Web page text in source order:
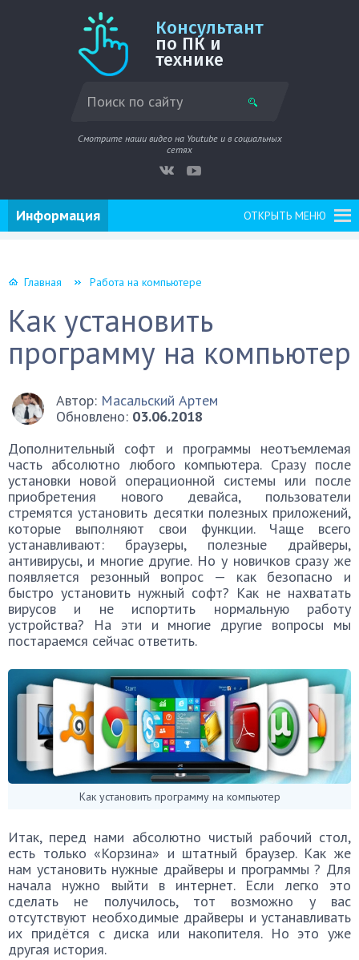
Консультант
по ПК и
технике
Смотрите наши видео на Youtube и в социальных
сетях
ОТКРЫТЬ МЕНЮ
Информация
Главная Работа на компьютере
Как установить
программу на компьютер
Автор: Масальский Артем
Обновлено: 03.06.2018
Дополнительный софт и программы неотъемлемая
часть абсолютно любого компьютера. Сразу после
установки новой операционной системы или после
приобретения нового девайса, пользователи
стремятся установить десятки полезных приложений,
которые выполняют свои функции. Чаще всего
устанавливают: браузеры, полезные драйверы,
антивирусы, и многие другие. Но у новичков сразу же
появляется резонный вопрос — как безопасно и
быстро установить нужный софт? Как не нахватать
вирусов и не испортить нормальную работу
устройства? На эти и многие другие вопросы мы
постараемся сейчас ответить.
Как установить программу на компьютер
Итак, перед нами абсолютно чистый рабочий стол,
есть только «Корзина» и штатный браузер. Как же
нам установить нужные драйверы и программы ? Для
начала нужно выйти в интернет. Если легко это
сделать не получилось, тот возможно у вас
отсутствуют необходимые драйверы и устанавливать
их придётся с диска или накопителя. Но это уже
другая история.